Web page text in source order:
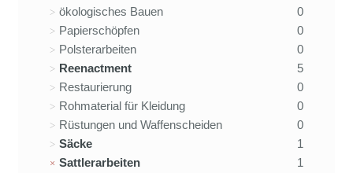
ökologisches Bauen
0
Papierschöpfen
0
Polsterarbeiten
0
Reenactment
5
Restaurierung
0
Rohmaterial für Kleidung
0
Rüstungen und Waffenscheiden
0
Säcke
1
Sattlerarbeiten
1